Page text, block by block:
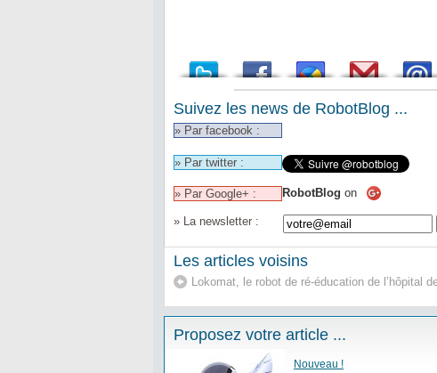
Suivez les news de RobotBlog ...
» Par facebook :
» Par twitter :
» Par Google+ : RobotBlog on
» La newsletter :
Les articles voisins
Lokomat, le robot de ré-éducation de l’hôpital
Proposez votre article ...
Nouveau !